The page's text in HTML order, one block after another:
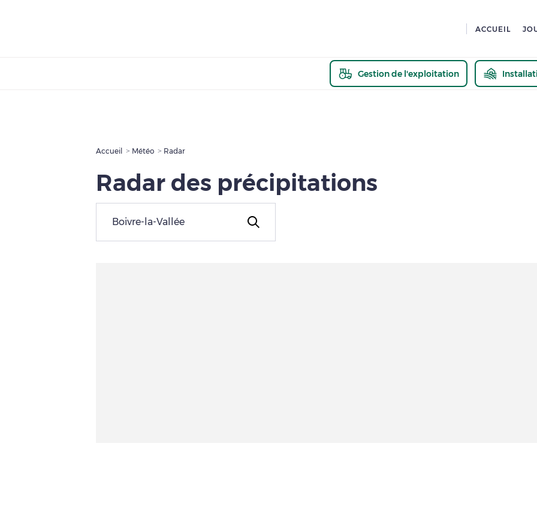
ACCUEIL
Gestion de l'exploitation
Accueil Météo Radar
Radar des précipitations